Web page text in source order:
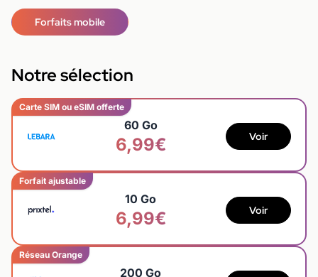
Forfaits mobile
Notre sélection
Carte SIM ou eSIM offerte
60 Go
6,99€ Voir
Forfait ajustable
10 Go
6,99€ Voir
Réseau Orange
200 Go